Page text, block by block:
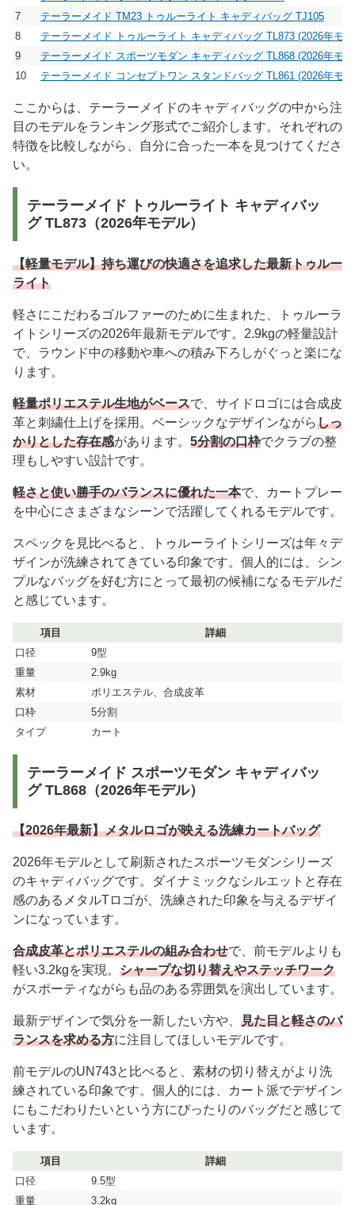
7
テーラーメイド TM23 トゥルーライト キャディバッグ TJ105
8
テーラーメイド トゥルーライト キャディバッグ TL873 (2026年モ
9
テーラーメイド スポーツモダン キャディバッグ TL868 (2026年モ
10
テーラーメイド コンセプトワン スタンドバッグ TL861 (2026年モ
ここからは、テーラーメイドのキャディバッグの中から注
目のモデルをランキング形式でご紹介します。それぞれの
特徴を比較しながら、自分に合った一本を見つけてくださ
い。
テーラーメイド トゥルーライト キャディバッ
グ TL873（2026年モデル）
【軽量モデル】持ち運びの快適さを追求した最新トゥルー
ライト
軽さにこだわるゴルファーのために生まれた、トゥルーラ
イトシリーズの2026年最新モデルです。2.9kgの軽量設計
で、ラウンド中の移動や車への積み下ろしがぐっと楽にな
ります。
軽量ポリエステル生地がベースで、サイドロゴには合成皮
革と刺繍仕上げを採用。ベーシックなデザインながらしっ
かりとした存在感があります。 5分割の口枠でクラブの整
理もしやすい設計です。
軽さと使い勝手のバランスに優れた一本で、カートプレー
を中心にさまざまなシーンで活躍してくれるモデルです。
スペックを見比べると、トゥルーライトシリーズは年々デ
ザインが洗練されてきている印象です。個人的には、シン
プルなバッグを好む方にとって最初の候補になるモデルだ
と感じています。
項目
詳細
口径
9型
重量
2.9kg
素材
ポリエステル、合成皮革
口枠
5分割
タイプ
カート
テーラーメイド スポーツモダン キャディバッ
グ TL868（2026年モデル）
【2026年最新】メタルロゴが映える洗練カートバッグ
2026年モデルとして刷新されたスポーツモダンシリーズ
のキャディバッグです。ダイナミックなシルエットと存在
感のあるメタルTロゴが、洗練された印象を与えるデザイ
ンになっています。
合成皮革とポリエステルの組み合わせで、前モデルよりも
軽い3.2kgを実現。 シャープな切り替えやステッチワーク
がスポーティながらも品のある雰囲気を演出しています。
最新デザインで気分を一新したい方や、 見た目と軽さのバ
ランスを求める方に注目してほしいモデルです。
前モデルのUN743と比べると、素材の切り替えがより洗
練されている印象です。個人的には、カート派でデザイン
にもこだわりたいという方にぴったりのバッグだと感じて
います。
項目
詳細
口径
9.5型
重量
3.2kg